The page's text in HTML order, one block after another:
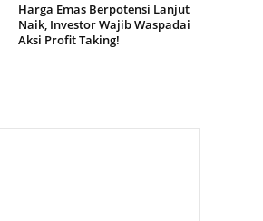
Harga Emas Berpotensi Lanjut
Naik, Investor Wajib Waspadai
Aksi Profit Taking!